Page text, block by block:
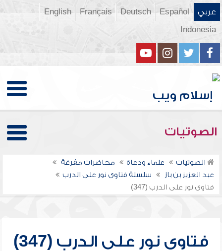
عربي Español
Deutsch
Français
English
Indonesia
الصوتيات
الصوتيات علماء ودعاة
محاضرات مفرغة
عبد العزيز بن باز
سلسلة فتاوى نور على الدرب
فتاوى نور على الدرب (347)
فتاوى نور على الدرب (347)